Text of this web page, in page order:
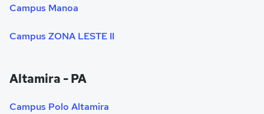
Campus Manoa
Campus ZONA LESTE II
Altamira - PA
Campus Polo Altamira